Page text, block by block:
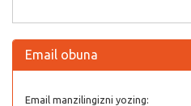
Email obuna
Email manzilingizni yozing: